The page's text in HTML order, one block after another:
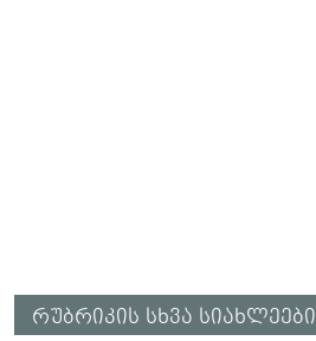
რუბრიკის სხვა სიახლეები